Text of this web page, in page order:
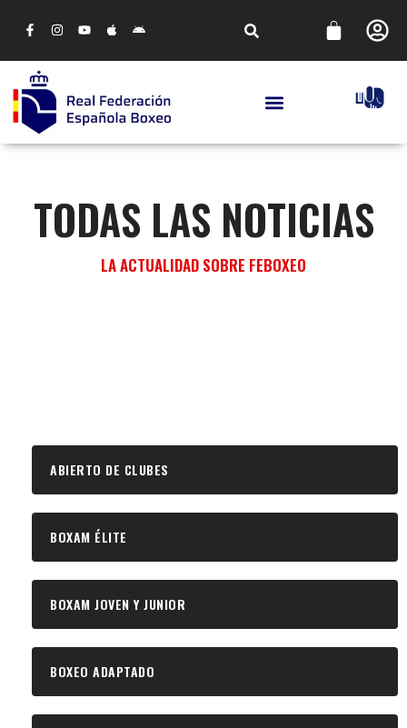
TODAS LAS NOTICIAS
LA ACTUALIDAD SOBRE FEBOXEO
ABIERTO DE CLUBES
BOXAM ÉLITE
BOXAM JOVEN Y JUNIOR
BOXEO ADAPTADO